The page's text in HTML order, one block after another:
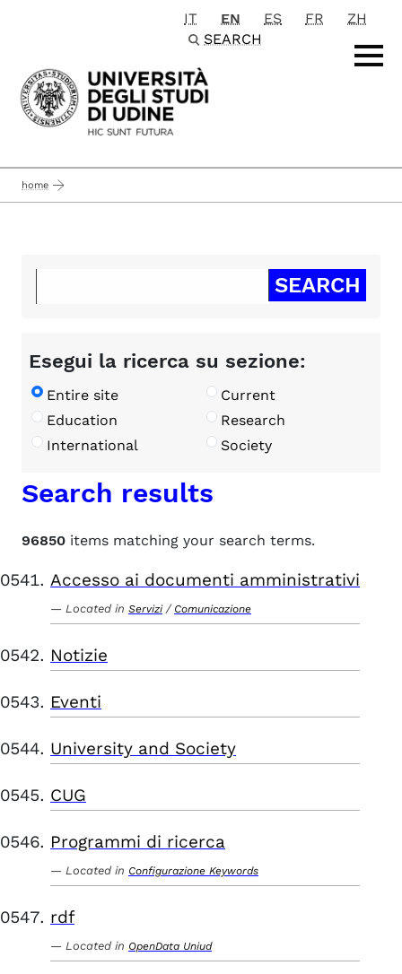
Passa al contenuto principale
IT EN ES FR
ZH
SEARCH
home
Esegui la ricerca su sezione:
Entire site
Current
Education
Research
International
Society
Search results
96850 items matching your search terms.
Accesso ai documenti amministrativi
Located in Servizi / Comunicazione
Notizie
Eventi
University and Society
CUG
Programmi di ricerca
Located in Configurazione Keywords
rdf
Located in OpenData Uniud